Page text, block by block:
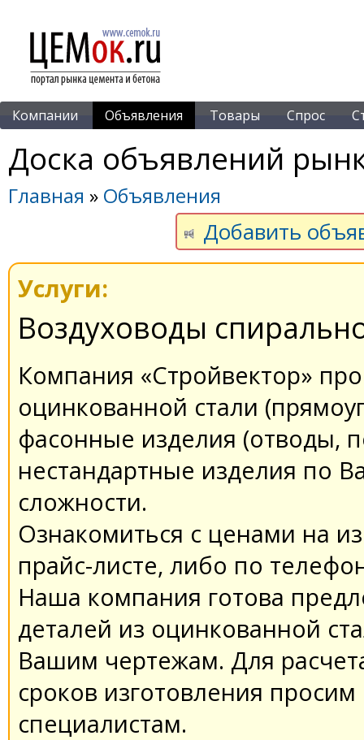
Компании Объявления Товары Спрос
Доска объявлений
Главная » Объявления
Добавить
Услуги:
Воздуховоды
Компания «Стройвектор»
оцинкованной стали
фасонные изделия (отводы,
нестандартные изделия по
сложности.
Ознакомиться с ценами на
прайс-листе, либо по
Наша компания готова
деталей из оцинкованной
Вашим чертежам. Для
сроков изготовления
специалистам.